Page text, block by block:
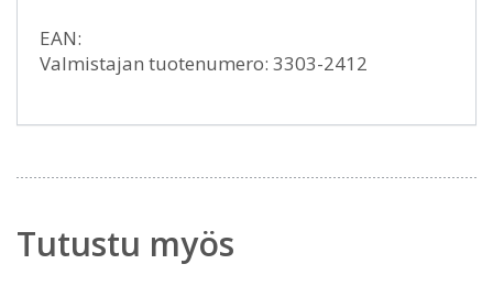
EAN:
Valmistajan tuotenumero: 3303-2412
Tutustu myös